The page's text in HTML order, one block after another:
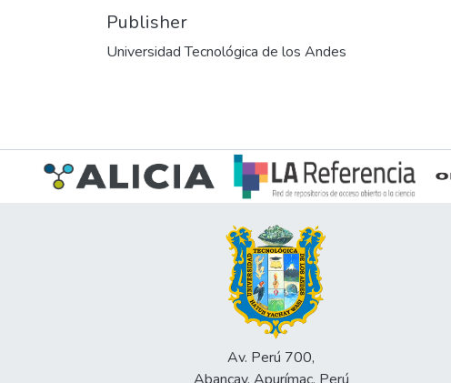
Publisher
Universidad Tecnológica de los Andes
Av. Perú 700,